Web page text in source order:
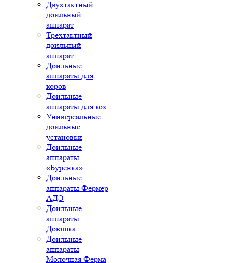
Двухтактный
доильный
аппарат
Трехтактный
доильный
аппарат
Доильные
аппараты для
коров
Доильные
аппараты для коз
Универсальные
доильные
установки
Доильные
аппараты
«Буренка»
Доильные
аппараты Фермер
АДЭ
Доильные
аппараты
Доюшка
Доильные
аппараты
Молочная Ферма